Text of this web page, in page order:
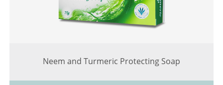
Neem and Turmeric Protecting Soap